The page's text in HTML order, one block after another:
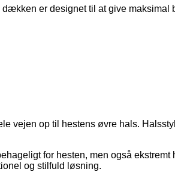
er designet til at give maksimal
vejen op til hestens øvre hals.
for hesten, men også ekstremt
og stilfuld løsning.